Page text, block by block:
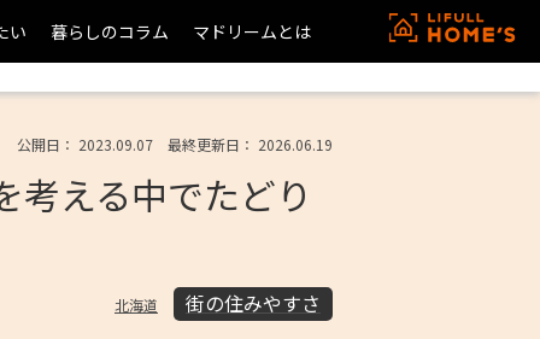
い 暮らしのコラム マドリームとは
公開日： 2023.09.07 最終更新日： 2026.06.19
える中でたどり
北海道 街の住みやすさ